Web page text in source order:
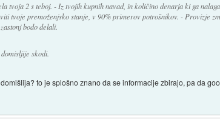
tvoja 2 s teboj. - Iz tvojih kupnih navad, in količino denarja ki ga
tvoje premoženjsko stanje, v 90% primerov potrošnikov. - Provizje
bodo delali.
skodi.
to je splošno znano da se informacije zbirajo, pa da